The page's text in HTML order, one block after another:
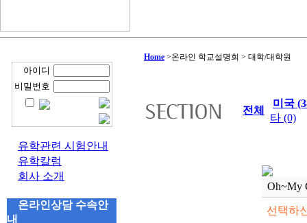
아이디
비밀번호
유학관련 시험안내
유학칼럼
회사 소개
온라인상담 수속안
내
Home >온라인 학교설명회 > 대학/대학원
전체
미국
타 (0)
Oh~My
선택하